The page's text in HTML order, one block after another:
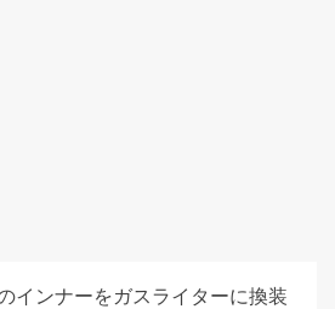
インナーをガスライターに換装